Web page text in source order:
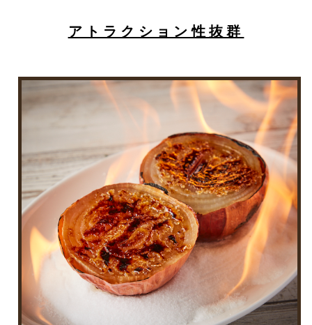
アトラクション性抜群